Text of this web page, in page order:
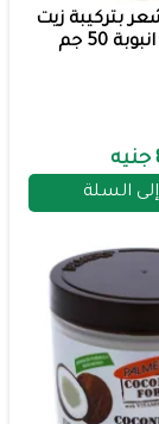
بتركيبة زيت
50 جم
السلة